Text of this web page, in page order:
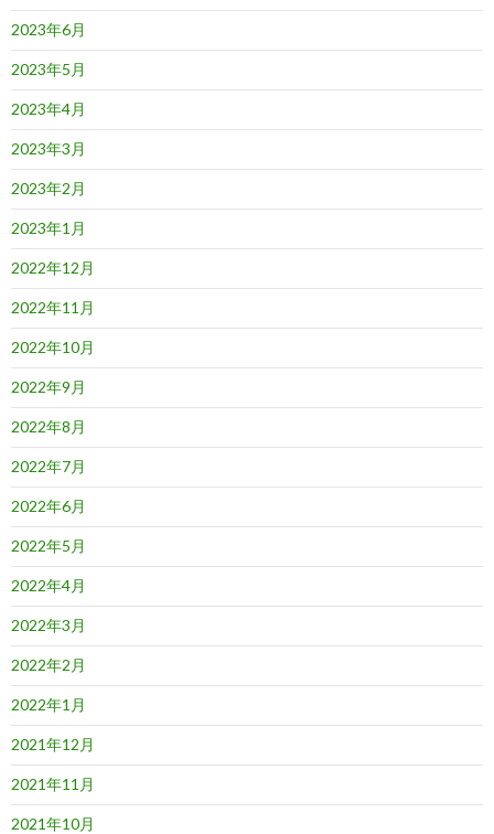
2023年6月
2023年5月
2023年4月
2023年3月
2023年2月
2023年1月
2022年12月
2022年11月
2022年10月
2022年9月
2022年8月
2022年7月
2022年6月
2022年5月
2022年4月
2022年3月
2022年2月
2022年1月
2021年12月
2021年11月
2021年10月